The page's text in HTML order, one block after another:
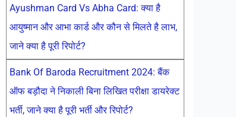
Ayushman Card Vs Abha Card: क्या है
आयुष्मान और आभा कार्ड और कौन से मिलते है लाभ,
जाने क्या है पूरी रिपोर्ट?
Bank Of Baroda Recruitment 2024: बैंक
ऑफ बड़ौदा ने निकाली बिना लिखित परीक्षा डायरेक्ट
भर्ती, जाने क्या है पूरी भर्ती और रिपोर्ट?